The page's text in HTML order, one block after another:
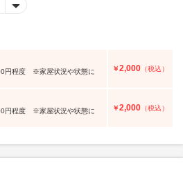
円程度 ※家屋状況や状態に
￥2,000 （税込）
円程度 ※家屋状況や状態に
￥2,000 （税込）